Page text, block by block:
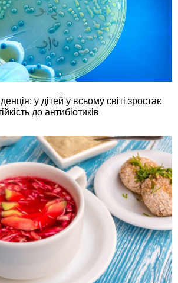
у дітей у всьому світі зростає
до антибіотиків